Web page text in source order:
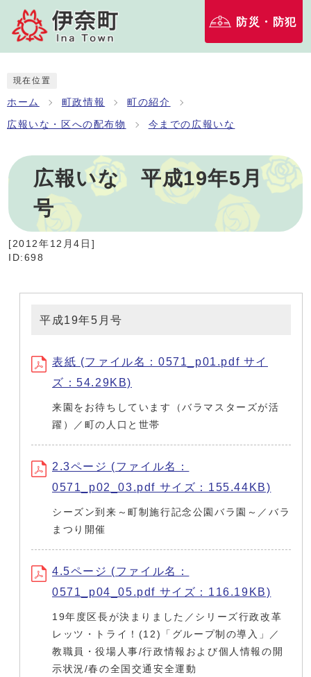
防災・防犯
現在位置
ホーム 町政情報 町の紹介
広報いな・区への配布物 今までの広報いな
広報いな 平成19年5月
号
[2012年12月4日 ]
ID:698
平成19年5月号
表紙 (ファイル名：0571_p01.pdf サイ
ズ：54.29KB)
来園をお待ちしています（バラマスターズが活
躍）／町の人口と世帯
2.3ページ (ファイル名：
0571_p02_03.pdf サイズ：155.44KB)
シーズン到来～町制施行記念公園バラ園～／バラ
まつり開催
4.5ページ (ファイル名：
0571_p04_05.pdf サイズ：116.19KB)
19年度区長が決まりました／シリーズ行政改革
レッツ・トライ！(12)「グループ制の導入」／
教職員・役場人事/行政情報および個人情報の開
示状況/春の全国交通安全運動